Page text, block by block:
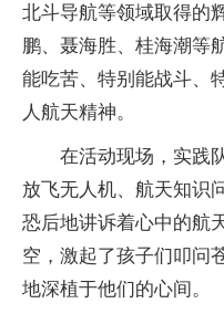
北斗导航等领域取得的
鹏、聂海胜、桂海潮等
能吃苦、特别能战斗、
人航天精神。
在活动现场，实践
放飞无人机、航天知识
恐后地讲诉着心中的航
空，激起了孩子们叩问
地深植于他们的心间。